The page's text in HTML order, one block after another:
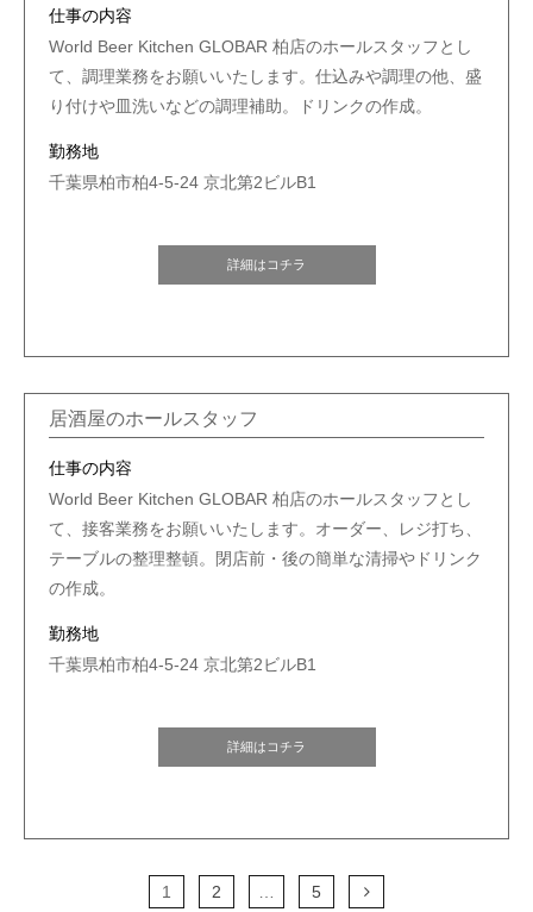
仕事の内容
World Beer Kitchen GLOBAR 柏店のホールスタッフとし
て、調理業務をお願いいたします。仕込みや調理の他、盛
り付けや皿洗いなどの調理補助。ドリンクの作成。
勤務地
千葉県柏市柏4-5-24 京北第2ビルB1
詳細はコチラ
居酒屋のホールスタッフ
仕事の内容
World Beer Kitchen GLOBAR 柏店のホールスタッフとし
て、接客業務をお願いいたします。オーダー、レジ打ち、
テーブルの整理整頓。閉店前・後の簡単な清掃やドリンク
の作成。
勤務地
千葉県柏市柏4-5-24 京北第2ビルB1
詳細はコチラ
1 2 5